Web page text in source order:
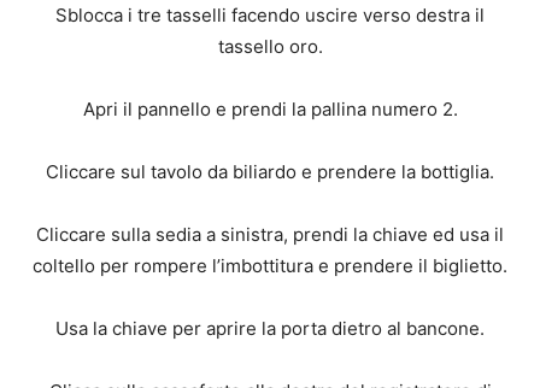
Sblocca i tre tasselli facendo uscire verso destra il
tassello oro.
Apri il pannello e prendi la pallina numero 2.
Cliccare sul tavolo da biliardo e prendere la bottiglia.
Cliccare sulla sedia a sinistra, prendi la chiave ed usa il
coltello per rompere l’imbottitura e prendere il biglietto.
Usa la chiave per aprire la porta dietro al bancone.